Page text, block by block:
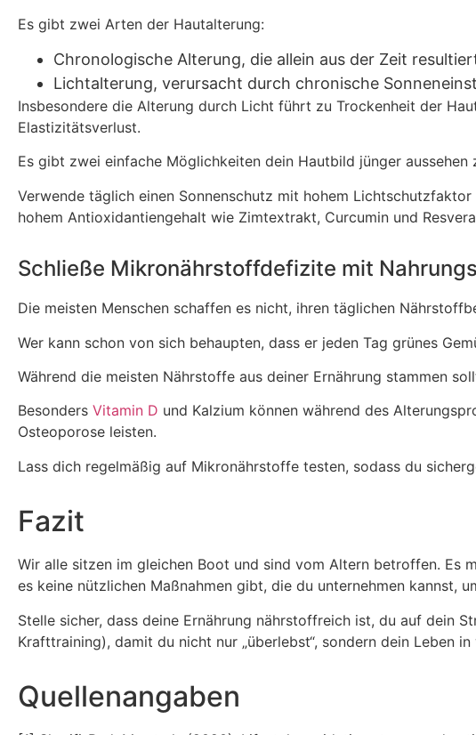
Es gibt zwei Arten der Hautalterung:
Chronologische Alterung, die allein aus der Zeit
Lichtalterung, verursacht durch chronische
Insbesondere die Alterung durch Licht führt zu Trockenheit der
Elastizitätsverlust.
Es gibt zwei einfache Möglichkeiten dein Hautbild jünger aussehen
Verwende täglich einen Sonnenschutz mit hohem
hohem Antioxidantiengehalt wie Zimtextrakt, Curcumin und
Schließe Mikronährstoffdefizite mit
Die meisten Menschen schaffen es nicht, ihren täglichen
Wer kann schon von sich behaupten, dass er jeden Tag grünes
Während die meisten Nährstoffe aus deiner Ernährung stammen
Besonders Vitamin D und Kalzium können während des
Osteoporose leisten.
Lass dich regelmäßig auf Mikronährstoffe testen, sodass du
Fazit
Wir alle sitzen im gleichen Boot und sind vom Altern betroffen. Es
es keine nützlichen Maßnahmen gibt, die du unternehmen kannst,
Stelle sicher, dass deine Ernährung nährstoffreich ist, du auf dein
Krafttraining), damit du nicht nur „überlebst“, sondern dein Leben
Quellenangaben